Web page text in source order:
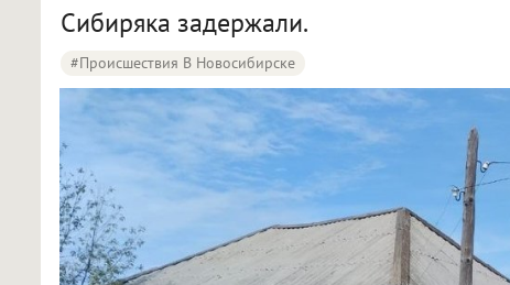
Сибиряка задержали.
#Происшествия В Новосибирске